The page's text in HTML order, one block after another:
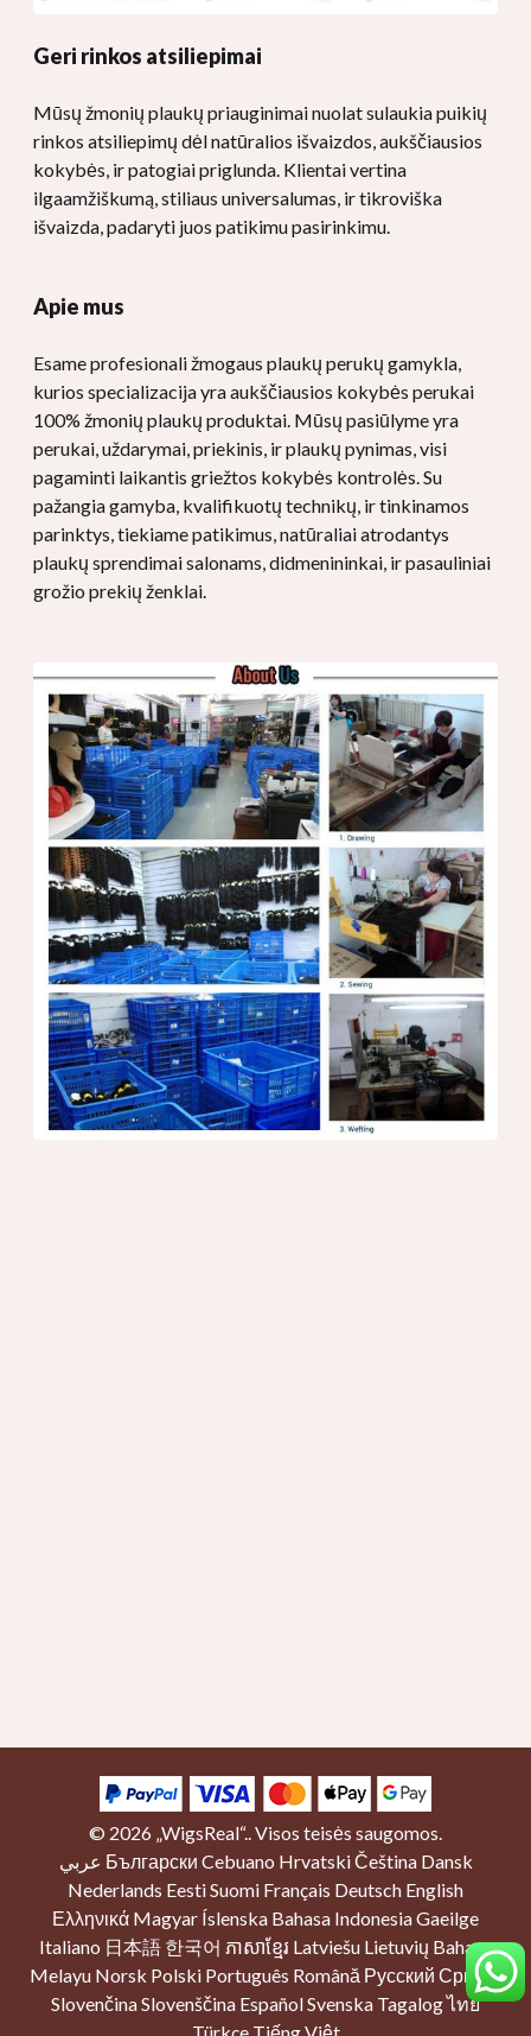
Geri rinkos atsiliepimai
Mūsų žmonių plaukų priauginimai nuolat sulaukia puikių
rinkos atsiliepimų dėl natūralios išvaizdos, aukščiausios
kokybės, ir patogiai priglunda. Klientai vertina
ilgaamžiškumą, stiliaus universalumas, ir tikroviška
išvaizda, padaryti juos patikimu pasirinkimu.
Apie mus
Esame profesionali žmogaus plaukų perukų gamykla,
kurios specializacija yra aukščiausios kokybės perukai
100% žmonių plaukų produktai. Mūsų pasiūlyme yra
perukai, uždarymai, priekinis, ir plaukų pynimas, visi
pagaminti laikantis griežtos kokybės kontrolės. Su
pažangia gamyba, kvalifikuotų technikų, ir tinkinamos
parinktys, tiekiame patikimus, natūraliai atrodantys
plaukų sprendimai salonams, didmenininkai, ir pasauliniai
grožio prekių ženklai.
© 2026 „WigsReal“.. Visos teisės saugomos.
عربي Български Cebuano HrvatskiČeština Dansk
Nederlands EestiSuomi Français Deutsch English
Ελληνικά Magyar Íslenska Bahasa IndonesiaGaeilge
Italiano 日本語 한국어 ភាសាខ្មែរ Latviešu Lietuvių Bahasa
Melayu Norsk Polski Português Română Русский Српски
SlovenčinaSlovenščina EspañolSvenska Tagalogไทย